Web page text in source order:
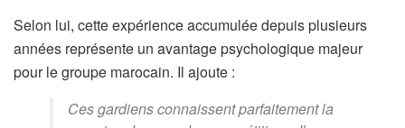
Selon lui, cette expérience accumulée depuis plusieurs
années représente un avantage psychologique majeur
pour le groupe marocain. Il ajoute :
Ces gardiens connaissent parfaitement la